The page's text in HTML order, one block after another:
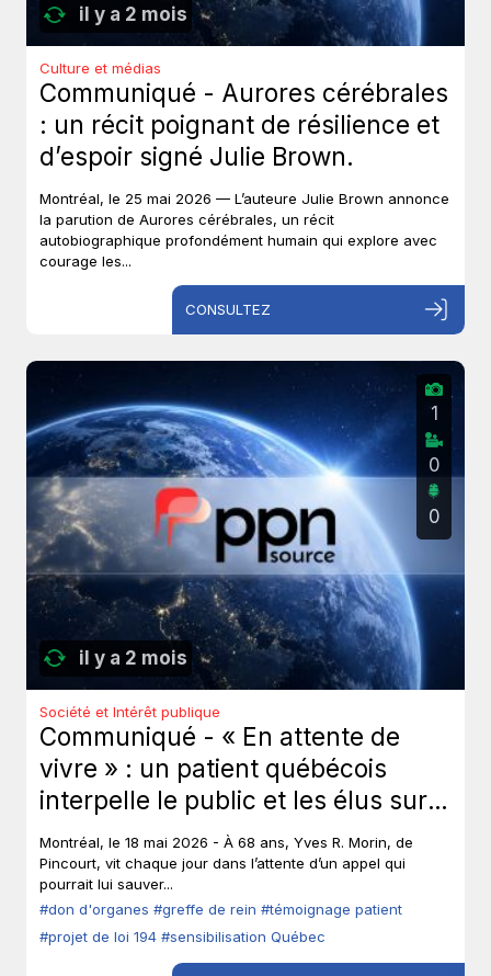
il y a 2 mois
Culture et médias
Communiqué - Aurores cérébrales
: un récit poignant de résilience et
d’espoir signé Julie Brown.
Montréal, le 25 mai 2026 — L’auteure Julie Brown annonce
la parution de Aurores cérébrales, un récit
autobiographique profondément humain qui explore avec
courage les...
CONSULTEZ
il y a 2 mois
1
0
0
Société et Intérêt publique
Communiqué - « En attente de
vivre » : un patient québécois
interpelle le public et les élus sur
le don d’organes.
Montréal, le 18 mai 2026 - À 68 ans, Yves R. Morin, de
Pincourt, vit chaque jour dans l’attente d’un appel qui
pourrait lui sauver...
#don d'organes #greffe de rein #témoignage patient
#projet de loi 194 #sensibilisation Québec